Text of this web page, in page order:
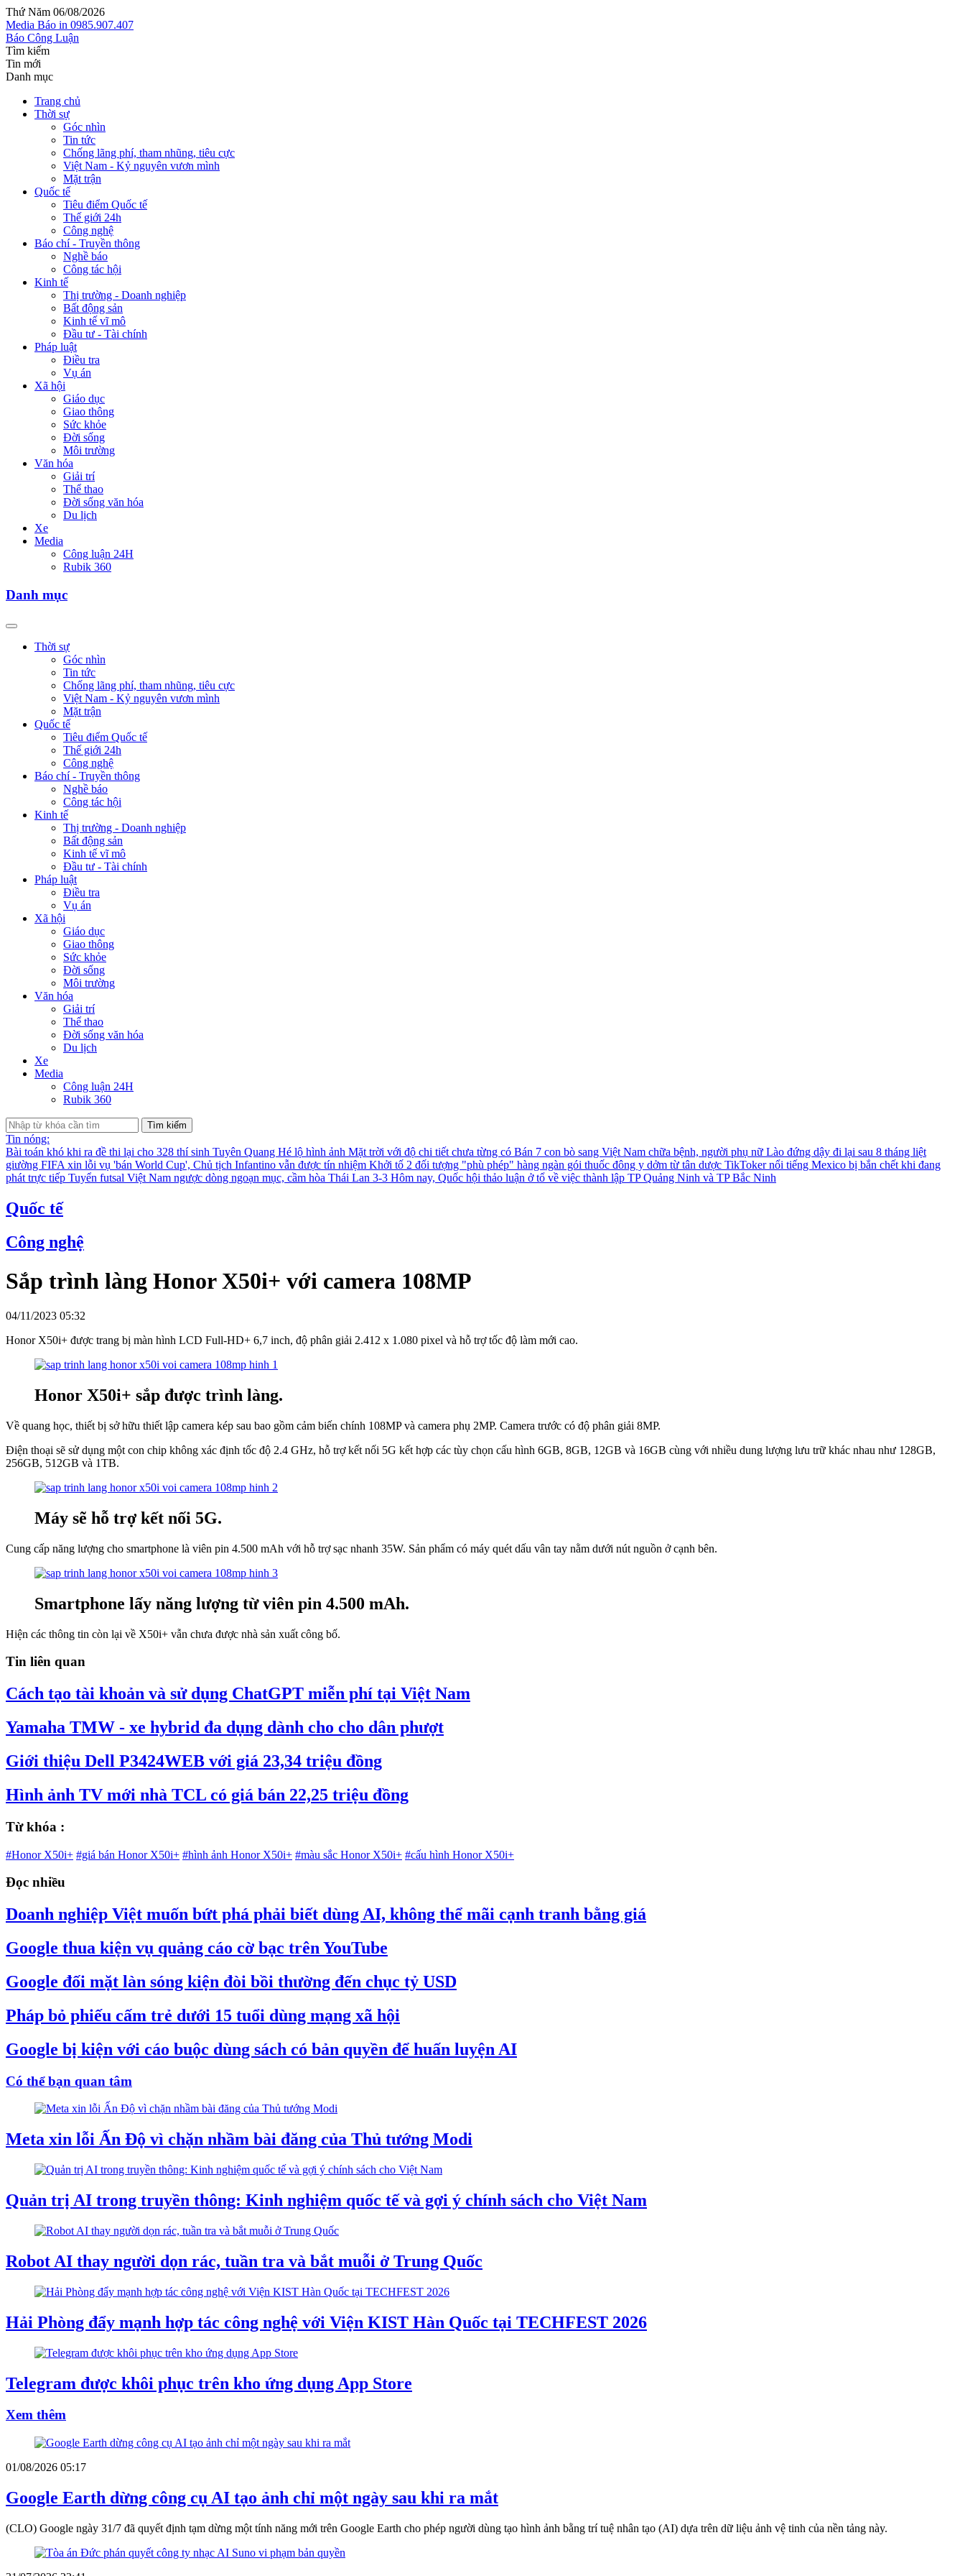
Thứ Năm 06/08/2026
Media Báo in 0985.907.407
Báo Công Luận
Tìm kiếm
Tin mới
Danh mục
Trang chủ
Thời sự
Góc nhìn
Tin tức
Chống lãng phí, tham nhũng, tiêu cực
Việt Nam - Kỷ nguyên vươn mình
Mặt trận
Quốc tế
Tiêu điểm Quốc tế
Thế giới 24h
Công nghệ
Báo chí - Truyền thông
Nghề báo
Công tác hội
Kinh tế
Thị trường - Doanh nghiệp
Bất động sản
Kinh tế vĩ mô
Đầu tư - Tài chính
Pháp luật
Điều tra
Vụ án
Xã hội
Giáo dục
Giao thông
Sức khỏe
Đời sống
Môi trường
Văn hóa
Giải trí
Thể thao
Đời sống văn hóa
Du lịch
Xe
Media
Công luận 24H
Rubik 360
Danh mục
Thời sự
Góc nhìn
Tin tức
Chống lãng phí, tham nhũng, tiêu cực
Việt Nam - Kỷ nguyên vươn mình
Mặt trận
Quốc tế
Tiêu điểm Quốc tế
Thế giới 24h
Công nghệ
Báo chí - Truyền thông
Nghề báo
Công tác hội
Kinh tế
Thị trường - Doanh nghiệp
Bất động sản
Kinh tế vĩ mô
Đầu tư - Tài chính
Pháp luật
Điều tra
Vụ án
Xã hội
Giáo dục
Giao thông
Sức khỏe
Đời sống
Môi trường
Văn hóa
Giải trí
Thể thao
Đời sống văn hóa
Du lịch
Xe
Media
Công luận 24H
Rubik 360
Tìm kiếm
Tin nóng:
Bài toán khó khi ra đề thi lại cho 328 thí sinh Tuyên Quang Hé lộ hình ảnh Mặt trời với độ chi tiết chưa từng có Bán 7 con bò sang Việt Nam chữa bệnh, người phụ nữ Lào đứng dậy đi lại sau 8 tháng liệt
giường FIFA xin lỗi vụ 'bán World Cup', Chủ tịch Infantino vẫn được tín nhiệm Khởi tố 2 đối tượng "phù phép" hàng ngàn gói thuốc đông y dởm từ tân dược TikToker nổi tiếng Mexico bị bắn chết khi đang
phát trực tiếp Tuyển futsal Việt Nam ngược dòng ngoạn mục, cầm hòa Thái Lan 3-3 Hôm nay, Quốc hội thảo luận ở tổ về việc thành lập TP Quảng Ninh và TP Bắc Ninh
Quốc tế
Công nghệ
Sắp trình làng Honor X50i+ với camera 108MP
04/11/2023 05:32
Honor X50i+ được trang bị màn hình LCD Full-HD+ 6,7 inch, độ phân giải 2.412 x 1.080 pixel và hỗ trợ tốc độ làm mới cao.
Honor X50i+ sắp được trình làng.
Về quang học, thiết bị sở hữu thiết lập camera kép sau bao gồm cảm biến chính 108MP và camera phụ 2MP. Camera trước có độ phân giải 8MP.
Điện thoại sẽ sử dụng một con chip không xác định tốc độ 2.4 GHz, hỗ trợ kết nối 5G kết hợp các tùy chọn cấu hình 6GB, 8GB, 12GB và 16GB cùng với nhiều dung lượng lưu trữ khác nhau như 128GB,
256GB, 512GB và 1TB.
Máy sẽ hỗ trợ kết nối 5G.
Cung cấp năng lượng cho smartphone là viên pin 4.500 mAh với hỗ trợ sạc nhanh 35W. Sản phẩm có máy quét dấu vân tay nằm dưới nút nguồn ở cạnh bên.
Smartphone lấy năng lượng từ viên pin 4.500 mAh.
Hiện các thông tin còn lại về X50i+ vẫn chưa được nhà sản xuất công bố.
Tin liên quan
Cách tạo tài khoản và sử dụng ChatGPT miễn phí tại Việt Nam
Yamaha TMW - xe hybrid đa dụng dành cho cho dân phượt
Giới thiệu Dell P3424WEB với giá 23,34 triệu đồng
Hình ảnh TV mới nhà TCL có giá bán 22,25 triệu đồng
Từ khóa :
#Honor X50i+ #giá bán Honor X50i+ #hình ảnh Honor X50i+ #màu sắc Honor X50i+ #cấu hình Honor X50i+
Đọc nhiều
Doanh nghiệp Việt muốn bứt phá phải biết dùng AI, không thể mãi cạnh tranh bằng giá
Google thua kiện vụ quảng cáo cờ bạc trên YouTube
Google đối mặt làn sóng kiện đòi bồi thường đến chục tỷ USD
Pháp bỏ phiếu cấm trẻ dưới 15 tuổi dùng mạng xã hội
Google bị kiện với cáo buộc dùng sách có bản quyền để huấn luyện AI
Có thể bạn quan tâm
Meta xin lỗi Ấn Độ vì chặn nhầm bài đăng của Thủ tướng Modi
Quản trị AI trong truyền thông: Kinh nghiệm quốc tế và gợi ý chính sách cho Việt Nam
Robot AI thay người dọn rác, tuần tra và bắt muỗi ở Trung Quốc
Hải Phòng đẩy mạnh hợp tác công nghệ với Viện KIST Hàn Quốc tại TECHFEST 2026
Telegram được khôi phục trên kho ứng dụng App Store
Xem thêm
01/08/2026 05:17
Google Earth dừng công cụ AI tạo ảnh chỉ một ngày sau khi ra mắt
(CLO) Google ngày 31/7 đã quyết định tạm dừng một tính năng mới trên Google Earth cho phép người dùng tạo hình ảnh bằng trí tuệ nhân tạo (AI) dựa trên dữ liệu ảnh vệ tinh của nền tảng này.